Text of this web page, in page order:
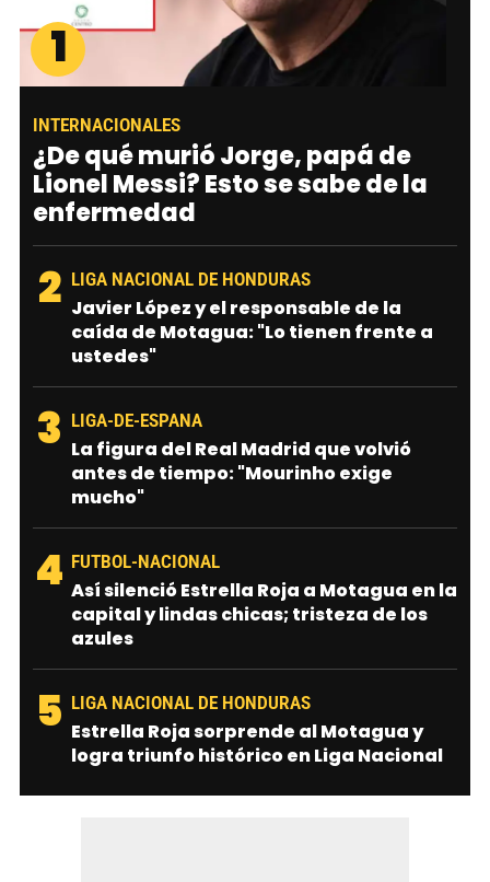
1
INTERNACIONALES
¿De qué murió Jorge, papá de
Lionel Messi? Esto se sabe de la
enfermedad
2 LIGA NACIONAL DE HONDURAS
Javier López y el responsable de la
caída de Motagua: "Lo tienen frente a
ustedes"
3 LIGA-DE-ESPANA
La figura del Real Madrid que volvió
antes de tiempo: "Mourinho exige
mucho"
4 FUTBOL-NACIONAL
Así silenció Estrella Roja a Motagua en la
capital y lindas chicas; tristeza de los
azules
5 LIGA NACIONAL DE HONDURAS
Estrella Roja sorprende al Motagua y
logra triunfo histórico en Liga Nacional